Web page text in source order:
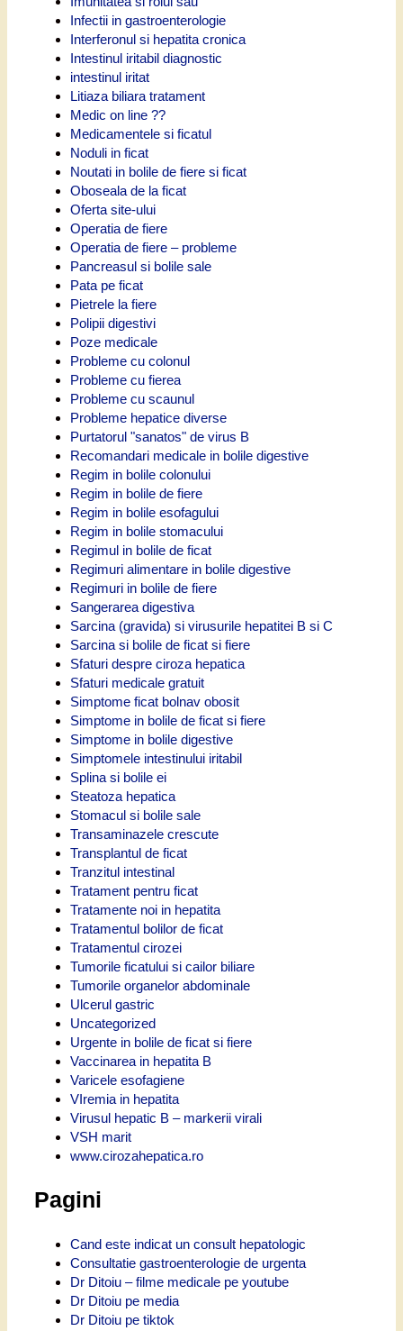
Infectii in gastroenterologie
Interferonul si hepatita cronica
Intestinul iritabil diagnostic
intestinul iritat
Litiaza biliara tratament
Medic on line ??
Medicamentele si ficatul
Noduli in ficat
Noutati in bolile de fiere si ficat
Oboseala de la ficat
Oferta site-ului
Operatia de fiere
Operatia de fiere – probleme
Pancreasul si bolile sale
Pata pe ficat
Pietrele la fiere
Polipii digestivi
Poze medicale
Probleme cu colonul
Probleme cu fierea
Probleme cu scaunul
Probleme hepatice diverse
Purtatorul "sanatos" de virus B
Recomandari medicale in bolile digestive
Regim in bolile colonului
Regim in bolile de fiere
Regim in bolile esofagului
Regim in bolile stomacului
Regimul in bolile de ficat
Regimuri alimentare in bolile digestive
Regimuri in bolile de fiere
Sangerarea digestiva
Sarcina (gravida) si virusurile hepatitei B si C
Sarcina si bolile de ficat si fiere
Sfaturi despre ciroza hepatica
Sfaturi medicale gratuit
Simptome ficat bolnav obosit
Simptome in bolile de ficat si fiere
Simptome in bolile digestive
Simptomele intestinului iritabil
Splina si bolile ei
Steatoza hepatica
Stomacul si bolile sale
Transaminazele crescute
Transplantul de ficat
Tranzitul intestinal
Tratament pentru ficat
Tratamente noi in hepatita
Tratamentul bolilor de ficat
Tratamentul cirozei
Tumorile ficatului si cailor biliare
Tumorile organelor abdominale
Ulcerul gastric
Uncategorized
Urgente in bolile de ficat si fiere
Vaccinarea in hepatita B
Varicele esofagiene
VIremia in hepatita
Virusul hepatic B – markerii virali
VSH marit
www.cirozahepatica.ro
Pagini
Cand este indicat un consult hepatologic
Consultatie gastroenterologie de urgenta
Dr Ditoiu – filme medicale pe youtube
Dr Ditoiu pe media
Dr Ditoiu pe tiktok